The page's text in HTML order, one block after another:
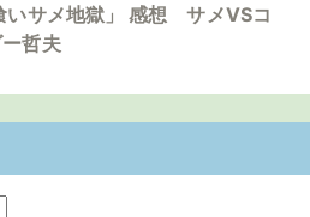
いサメ地獄」 感想 サメVSコ
哲夫